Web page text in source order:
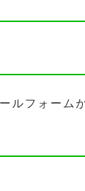
ルフォーム